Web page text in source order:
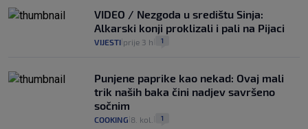
VIDEO / Nezgoda u središtu Sinja:
Alkarski konji proklizali i pali na Pijaci
VIJESTI prije 3 h 1
Punjene paprike kao nekad: Ovaj mali
trik naših baka čini nadjev savršeno
sočnim
COOKING 8. kol. 1